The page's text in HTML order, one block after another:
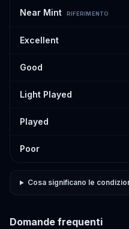
Near Mint RIFERIMENTO
Excellent
Good
Light Played
Played
Poor
Cosa significano le
Domande frequenti